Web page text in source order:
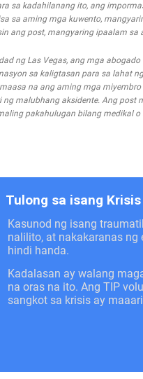
sa kadahilanang ito, ang
sa aming mga kuwento,
ang post, mangyaring ipaalam
ng Las Vegas, ang mga
sa kaligtasan para sa lahat
na ang aming mga
malubhang aksidente. Ang
pakahulugan bilang medikal
Tulong sa isang Krisis
Kasunod ng isang
nalilito, at nakakaranas
hindi handa.
Kadalasan ay walang
na oras na ito. Ang TIP
sangkot sa krisis ay